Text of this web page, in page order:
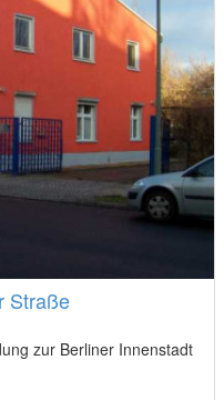
Straße
zur Berliner Innenstadt